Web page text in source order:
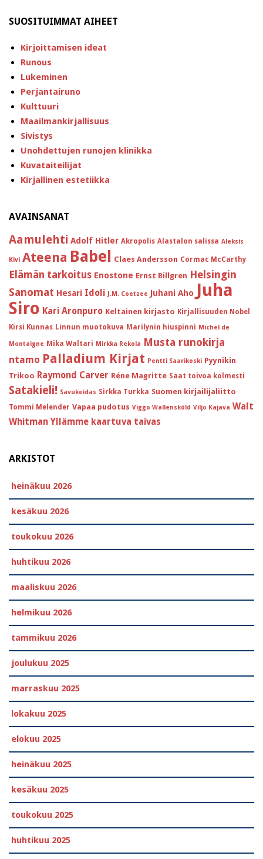
SUOSITUIMMAT AIHEET
Kirjoittamisen ideat
Runous
Lukeminen
Perjantairuno
Kulttuuri
Maailmankirjallisuus
Sivistys
Unohdettujen runojen klinikka
Kuvataiteilijat
Kirjallinen estetiikka
AVAINSANAT
Aamulehti Adolf Hitler Akropolis Alastalon salissa Aleksis
Kivi Ateena Babel Claes Andersson Cormac McCarthy
Elämän tarkoitus Enostone Ernst Billgren Helsingin
Sanomat Hesari Idoli J.M. Coetzee Juhani Aho Juha
Siro Kari Aronpuro Keltainen kirjasto Kirjallisuuden Nobel
Kirsi Kunnas Linnun muotokuva Marilynin hiuspinni Michel de
Montaigne Mika Waltari Mirkka Rekola Musta runokirja
ntamo Palladium Kirjat Pentti Saarikoski Pyynikin
Trikoo Raymond Carver Réne Magritte Saat toivoa kolmesti
Satakieli! Savukeidas Sirkka Turkka Suomen kirjailijaliitto
Tommi Melender Vapaa pudotus Viggo Wallensköld Viljo Kajava Walt
Whitman Yllämme kaartuva taivas
ARKISTOT
heinäkuu 2026
kesäkuu 2026
toukokuu 2026
huhtikuu 2026
maaliskuu 2026
helmikuu 2026
tammikuu 2026
joulukuu 2025
marraskuu 2025
lokakuu 2025
elokuu 2025
heinäkuu 2025
kesäkuu 2025
toukokuu 2025
huhtikuu 2025